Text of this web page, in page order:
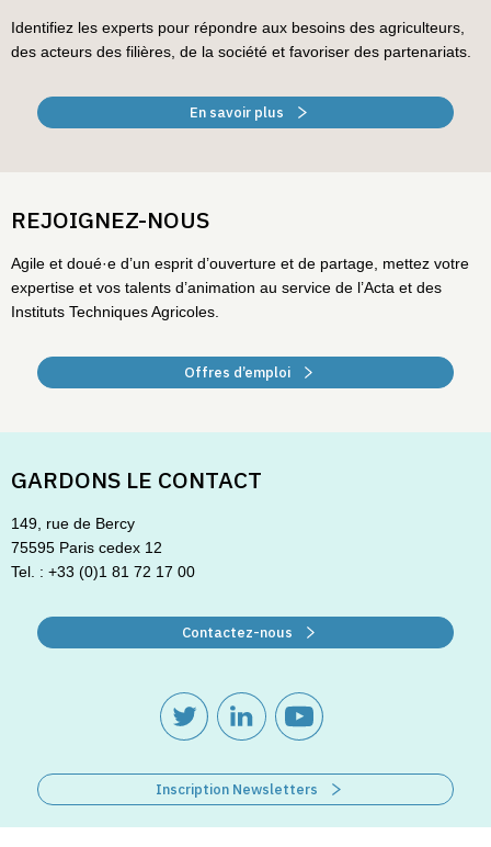
Identifiez les experts pour répondre aux besoins des agriculteurs,
des acteurs des filières, de la société et favoriser des partenariats.
En savoir plus
REJOIGNEZ-NOUS
Agile et doué·e d’un esprit d’ouverture et de partage, mettez votre
expertise et vos talents d’animation au service de l’Acta et des
Instituts Techniques Agricoles.
Offres d’emploi
GARDONS LE CONTACT
149, rue de Bercy
75595 Paris cedex 12
Tel. : +33 (0)1 81 72 17 00
Contactez-nous
Inscription Newsletters